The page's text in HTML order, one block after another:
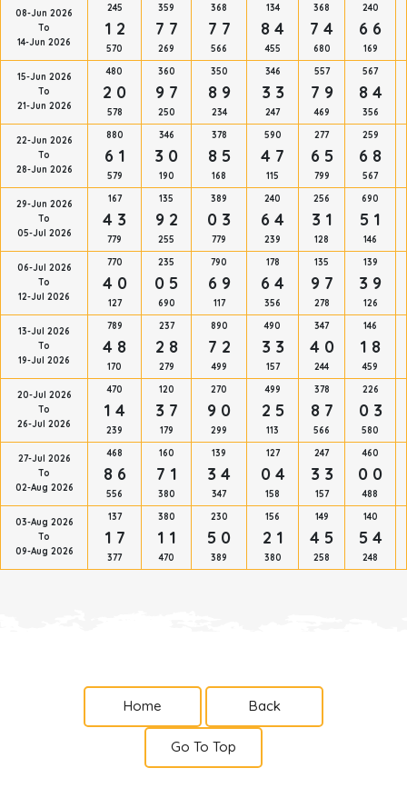
08-Jun 2026
To
14-Jun 2026
245
1 2
570
359
7 7
269
368
7 7
566
134
8 4
455
368
7 4
680
240
6 6
169
15-Jun 2026
To
21-Jun 2026
480
2 0
578
360
9 7
250
350
8 9
234
346
3 3
247
557
7 9
469
567
8 4
356
22-Jun 2026
To
28-Jun 2026
880
6 1
579
346
3 0
190
378
8 5
168
590
4 7
115
277
6 5
799
259
6 8
567
29-Jun 2026
To
05-Jul 2026
167
4 3
779
135
9 2
255
389
0 3
779
240
6 4
239
256
3 1
128
690
5 1
146
06-Jul 2026
To
12-Jul 2026
770
4 0
127
235
0 5
690
790
6 9
117
178
6 4
356
135
9 7
278
139
3 9
126
13-Jul 2026
To
19-Jul 2026
789
4 8
170
237
2 8
279
890
7 2
499
490
3 3
157
347
4 0
244
146
1 8
459
20-Jul 2026
To
26-Jul 2026
470
1 4
239
120
3 7
179
270
9 0
299
499
2 5
113
378
8 7
566
226
0 3
580
27-Jul 2026
To
02-Aug 2026
468
8 6
556
160
7 1
380
139
3 4
347
127
0 4
158
247
3 3
157
460
0 0
488
03-Aug 2026
To
09-Aug 2026
137
1 7
377
380
1 1
470
230
5 0
389
156
2 1
380
149
4 5
258
140
5 4
248
Home Back
Go To Top